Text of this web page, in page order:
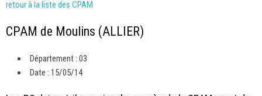
retour à la liste des CPAM
CPAM de Moulins (ALLIER)
Département : 03
Date : 15/05/14